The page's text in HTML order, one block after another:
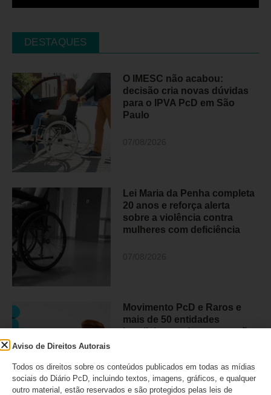
DESTAQUES
O IMESC não acabou:
decisão cria novas dúvidas
para o IPVA PcD em São
Paulo
Lei Maria da Penha completa
20 anos e reforça alerta
sobre a violência contra
mulheres com deficiência
Movimento PcD e Raros e
mais de 50 entidades
brasileiras pedem retratação
06/08/2026
Aviso de Direitos Autorais
Todos os direitos sobre os conteúdos publicados em todas as mídias
sociais do Diário PcD, incluindo textos, imagens, gráficos, e qualquer
outro material, estão reservados e são protegidos pelas leis de